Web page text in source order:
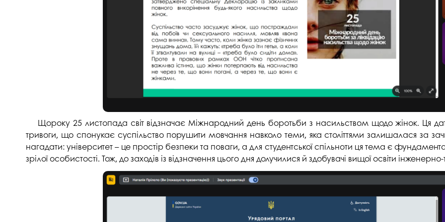
Антикорупційна діяльність
Меморіал пам'яті
Відділ маркетингу
Центр впровадження індустрії
4.0
Психологічна служба
Омбудсмен учасників
освітнього процесу
Студентське містечко ПДАУ
Навчально-наукові центри
Дорадча служба
Вступні випробування 2026
студентського містечка
Волонтерський центр "ПУЛЬС"
Студентське життя
Підрозділ з організації виховної
Спорт
Працевлаштування
Відділ практики і сприяння
працевлаштуванню
Скринька довіри
Академічна
Неформальна
освіта
Опитування
Академічна
Акредитація
Якість освіти,
освіти
Відділ
якості освіти
Острівець
Щороку 25 листопада світ відзначає Міжнародний день боротьби з насильством щодо жінок.
тривоги, що спонукає суспільство порушити мовчання навколо теми, яка століттями залишалася за
нагадати: університет – це простір безпеки та поваги, а для студентської спільноти ця тема є
зрілої особистості. Тож, до заходів із відзначення цього дня долучилися й здобувачі вищої освіти